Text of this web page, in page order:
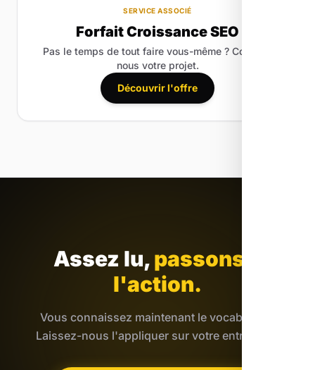
SERVICE ASSOCIÉ
Forfait Croissance SEO
Pas le temps de tout faire vous-même ? Confiez-
nous votre projet.
Découvrir l'offre
Assez lu,passons à
l'action.
Vous connaissez maintenant le vocabulaire.
Laissez-nous l'appliquer sur votre entreprise.